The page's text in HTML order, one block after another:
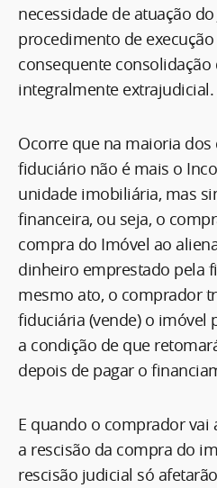
necessidade de atuação
procedimento de
consequente
integralmente extrajudicial.
Ocorre que na maioria dos
fiduciário não é mais o
unidade imobiliária, mas
financeira, ou seja, o
compra do Imóvel ao
dinheiro emprestado pela
mesmo ato, o comprador
fiduciária (vende) o imóvel
a condição de que
depois de pagar o
E quando o comprador vai
a rescisão da compra do
rescisão judicial só